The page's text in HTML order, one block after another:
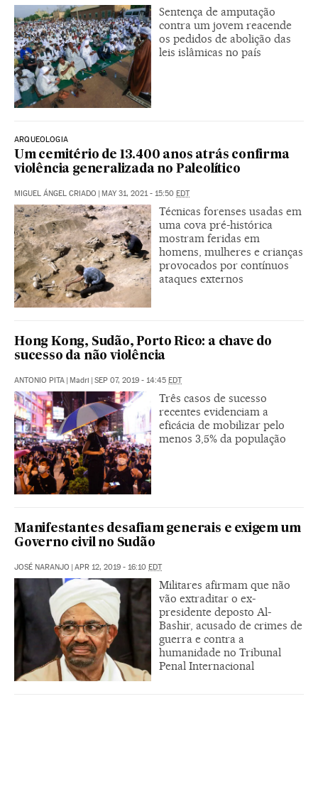
Sentença de amputação
contra um jovem reacende
os pedidos de abolição das
leis islâmicas no país
ARQUEOLOGIA
Um cemitério de 13.400 anos atrás confirma
violência generalizada no Paleolítico
MIGUEL ÁNGEL CRIADO MAY 31, 2021 - 15:50 EDT
Técnicas forenses usadas em
uma cova pré-histórica
mostram feridas em
homens, mulheres e crianças
provocados por contínuos
ataques externos
Hong Kong, Sudão, Porto Rico: a chave do
sucesso da não violência
ANTONIO PITA | Madri | SEP 07, 2019 - 14:45 EDT
Três casos de sucesso
recentes evidenciam a
eficácia de mobilizar pelo
menos 3,5% da população
Manifestantes desafiam generais e exigem um
Governo civil no Sudão
JOSÉ NARANJO | APR 12, 2019 - 16:10 EDT
Militares afirmam que não
vão extraditar o ex-
presidente deposto Al-
Bashir, acusado de crimes de
guerra e contra a
humanidade no Tribunal
Penal Internacional